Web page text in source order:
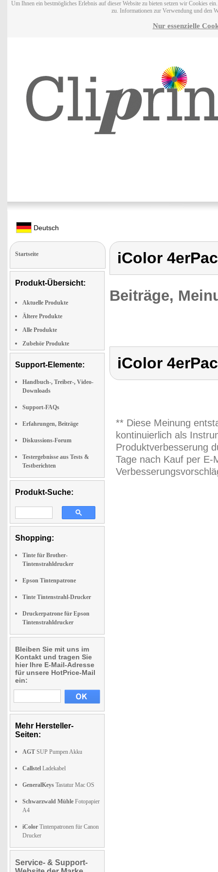
Um Ihnen ein bestmögliches Erlebnis auf dieser Website zu bieten setzen wir Cookies
zu. Informationen zur Verwendung und den
Nur essenzielle
Deutsch
Startseite
Produkt-Übersicht:
Aktuelle Produkte
Ältere Produkte
Alle Produkte
Zubehör Produkte
Support-Elemente:
Handbuch-, Treiber-, Video-
Downloads
Support-FAQs
Erfahrungen, Beiträge
Diskussions-Forum
Testergebnisse aus Tests &
Testberichten
Produkt-Suche:
Shopping:
Tinte für Brother-
Tintenstrahldrucker
Epson Tintenpatrone
Tinte Tintenstrahl-Drucker
Druckerpatrone für Epson
Tintenstrahldrucker
Bleiben Sie mit uns im
Kontakt und tragen Sie
hier Ihre E-Mail-Adresse
für unsere HotPrice-Mail
ein:
Mehr Hersteller-
Seiten:
AGT SUP Pumpen Akku
Callstel Ladekabel
GeneralKeys Tastatur Mac OS
Schwarzwald Mühle Fotopapier
A4
iColor Tintenpatronen für Canon
Drucker
Service- & Support-
iColor
Beiträge,
iColor
** Diese Meinung
kontinuierlich als
Produktverbesserung
Tage nach Kauf per E-